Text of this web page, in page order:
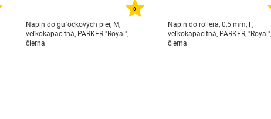
0
Náplň do guľôčkových pier, M,
veľkokapacitná, PARKER "Royal",
čierna
Náplň do rollera, 0,5 mm, F,
veľkokapacitná, PARKER, "Royal",
čierna